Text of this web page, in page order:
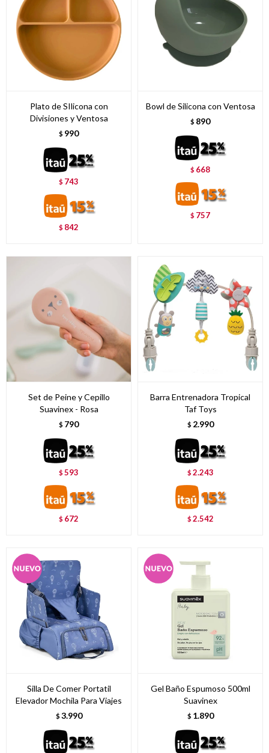
Plato de SIlicona con
Divisiones y Ventosa
$ 990
$ 743
$ 842
Bowl de Silicona con Ventosa
$ 890
$ 668
$ 757
Set de Peine y Cepillo
Suavinex - Rosa
$ 790
$593
$ 672
Barra Entrenadora Tropical
Taf Toys
$ 2.990
$2.243
$2.542
Silla De Comer Portatil
Elevador Mochila Para Viajes
$ 3.990
Gel Baño Espumoso 500ml
Suavinex
$ 1.890